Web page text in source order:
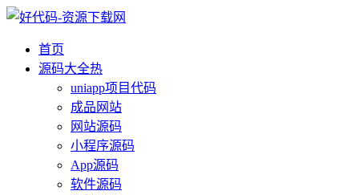
首页
源码大全热
uniapp项目代码
成品网站
网站源码
小程序源码
App源码
软件源码